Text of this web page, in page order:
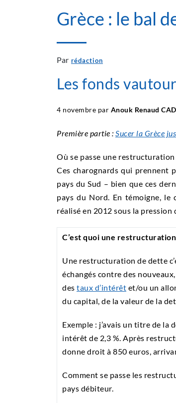
Grèce : le bal
Par rédaction
Les fonds
4 novembre par Anouk Renaud
Première partie : Sucer la Grèce
Où se passe une restructuration
Ces charognards qui prennent
pays du Sud – bien que ces
pays du Nord. En témoigne, le
réalisé en 2012 sous la pression
C’est quoi une
Une restructuration de dette
échangés contre des
des taux d’intérêt et/ou un
du capital, de la valeur de la
Exemple : j’avais un titre de la
intérêt de 2,3 %. Après
donne droit à 850 euros,
Comment se passe les
pays débiteur.